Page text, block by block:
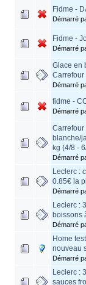
Fidme -
Démarré
Fidme -
Démarré
Glace en
Carrefour
Démarré
fidme -
Démarré
Carrefour
blanche/
kg (4/8 -
Démarré
Leclerc :
0.85€ la
Démarré
Leclerc :
boissons
Démarré
Home
nouveau
Démarré
Leclerc :
sauces